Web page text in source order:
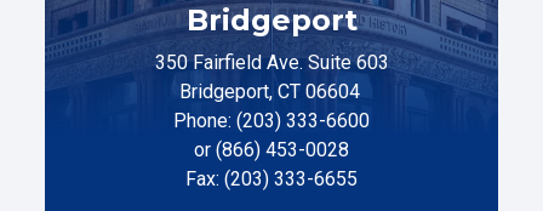
Bridgeport
350 Fairfield Ave. Suite 603
Bridgeport, CT 06604
Phone: (203) 333-6600
or (866) 453-0028
Fax: (203) 333-6655